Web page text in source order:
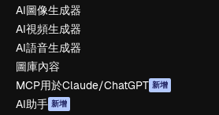
AI圖像生成器
AI視頻生成器
AI語音生成器
圖庫內容
MCP用於Claude/ChatGPT 新增
AI助手 新增